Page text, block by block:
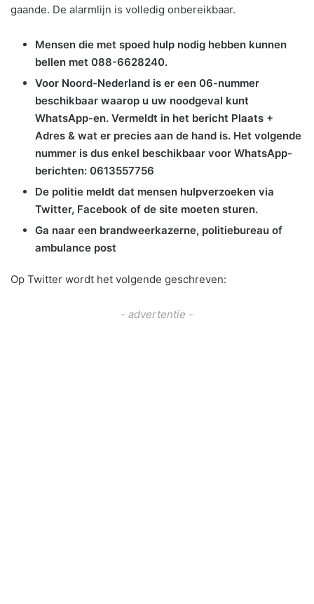
gaande. De alarmlijn is volledig onbereikbaar.
Mensen die met spoed hulp nodig hebben kunnen
bellen met 088-6628240.
Voor Noord-Nederland is er een 06-nummer
beschikbaar waarop u uw noodgeval kunt
WhatsApp-en. Vermeldt in het bericht Plaats +
Adres & wat er precies aan de hand is. Het volgende
nummer is dus enkel beschikbaar voor WhatsApp-
berichten: 0613557756
De politie meldt dat mensen hulpverzoeken via
Twitter, Facebook of de site moeten sturen.
Ga naar een brandweerkazerne, politiebureau of
ambulance post
Op Twitter wordt het volgende geschreven:
- advertentie -